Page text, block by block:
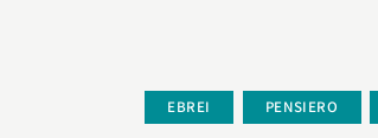
EBREI PENSIERO